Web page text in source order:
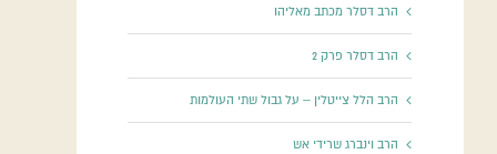
הרב דסלר מכתב מאליהו
הרב דסלר פרק 2
הרב הלל צייטלין – על גבול שתי העולמות
הרב וינברג שרידי אש